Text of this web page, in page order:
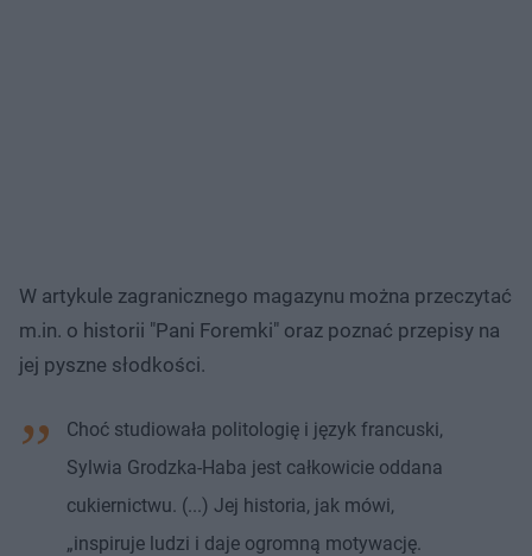
W artykule zagranicznego magazynu można przeczytać
m.in. o historii "Pani Foremki" oraz poznać przepisy na
jej pyszne słodkości.
Choć studiowała politologię i język francuski,
Sylwia Grodzka-Haba jest całkowicie oddana
cukiernictwu. (...) Jej historia, jak mówi,
„inspiruje ludzi i daje ogromną motywację.